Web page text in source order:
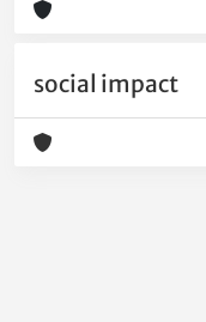
social impact